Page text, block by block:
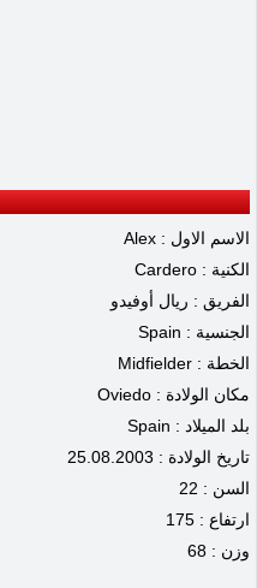
الاسم الاول : Alex
الكنية : Cardero
الفريق : ريال أوفيدو
الجنسية : Spain
الخطة : Midfielder
مكان الولادة : Oviedo
بلد الميلاد : Spain
تاريخ الولادة : 25.08.2003
السن : 22
ارتفاع : 175
وزن : 68